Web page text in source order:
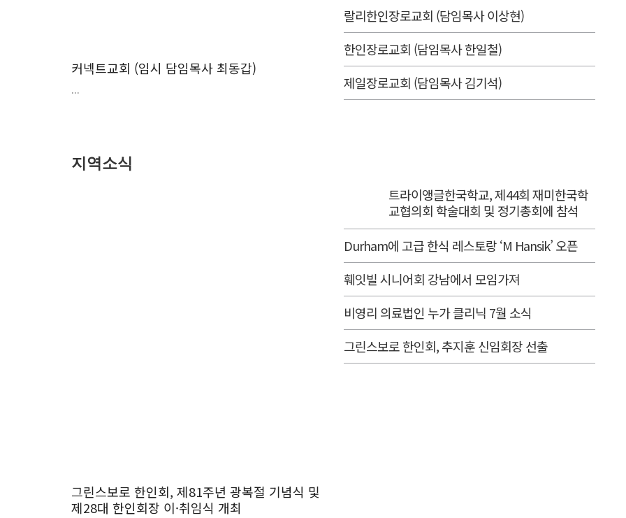
커넥트교회 (임시 담임목사 최동갑)
...
랄리한인장로교회 (담임목사 이상현)
한인장로교회 (담임목사 한일철)
제일장로교회 (담임목사 김기석)
지역소식
그린스보로 한인회, 제81주년 광복절 기념식 및
제28대 한인회장 이·취임식 개최
트라이앵글한국학교, 제44회 재미한국학
교협의회 학술대회 및 정기총회에 참석
Durham에 고급 한식 레스토랑 ‘M Hansik’ 오픈
훼잇빌 시니어회 강남에서 모임가져
비영리 의료법인 누가 클리닉 7월 소식
그린스보로 한인회, 추지훈 신임회장 선출